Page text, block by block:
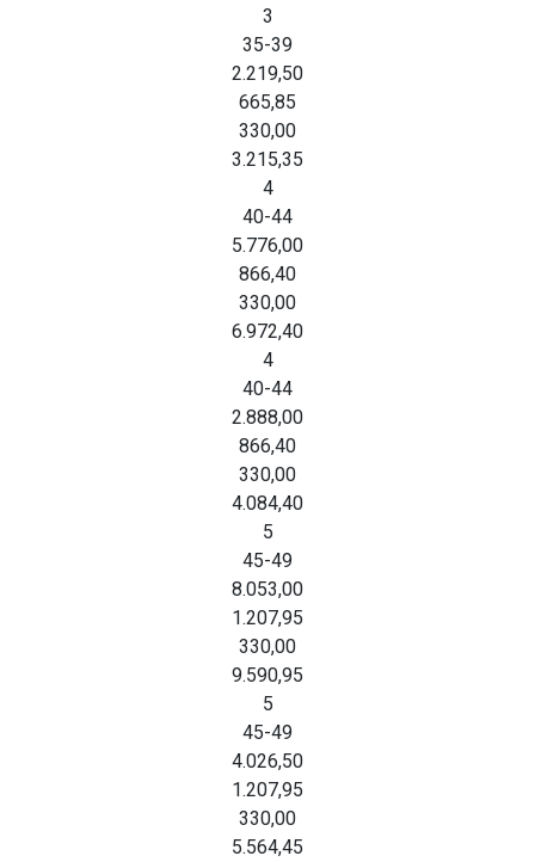
3
35-39
2.219,50
665,85
330,00
3.215,35
4
40-44
5.776,00
866,40
330,00
6.972,40
4
40-44
2.888,00
866,40
330,00
4.084,40
5
45-49
8.053,00
1.207,95
330,00
9.590,95
5
45-49
4.026,50
1.207,95
330,00
5.564,45